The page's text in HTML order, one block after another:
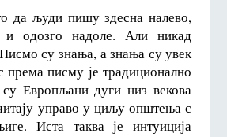
да људи пишу здесна налево,
и одозго надоле. Али никад
су знања, а знања су увек
према писму је традиционално
Европљани дуги низ векова
управо у циљу општења с
Иста таква је интуиција